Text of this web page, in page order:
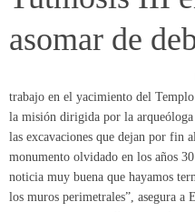
la misión dirigida por la
las excavaciones que dejan por fin
monumento olvidado en los años
excavaciones que se llevan a cabo
a.C.), ubicado en la ciudad
El ‘Libro de